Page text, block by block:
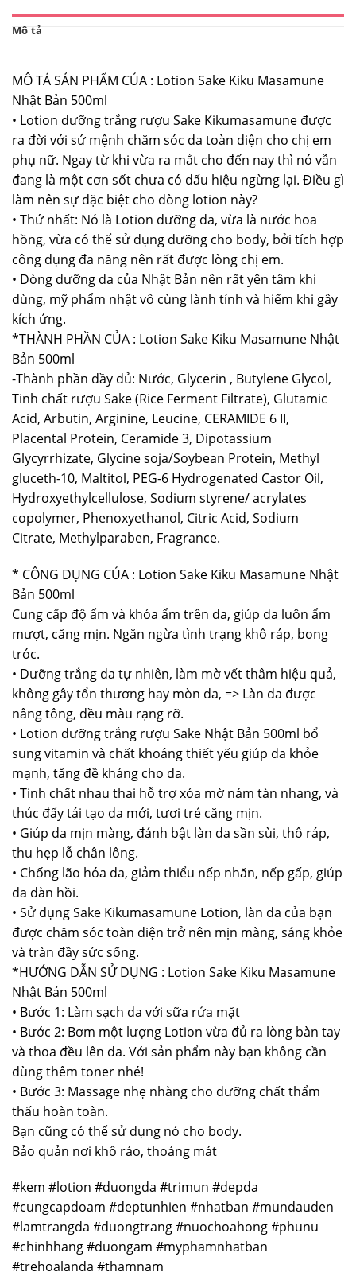
Mô tả
MÔ TẢ SẢN PHẨM CỦA : Lotion Sake Kiku Masamune
Nhật Bản 500ml
• Lotion dưỡng trắng rượu Sake Kikumasamune được
ra đời với sứ mệnh chăm sóc da toàn diện cho chị em
phụ nữ. Ngay từ khi vừa ra mắt cho đến nay thì nó vẫn
đang là một cơn sốt chưa có dấu hiệu ngừng lại. Điều gì
làm nên sự đặc biệt cho dòng lotion này?
• Thứ nhất: Nó là Lotion dưỡng da, vừa là nước hoa
hồng, vừa có thể sử dụng dưỡng cho body, bởi tích hợp
công dụng đa năng nên rất được lòng chị em.
• Dòng dưỡng da của Nhật Bản nên rất yên tâm khi
dùng, mỹ phẩm nhật vô cùng lành tính và hiếm khi gây
kích ứng.
*THÀNH PHẦN CỦA : Lotion Sake Kiku Masamune Nhật
Bản 500ml
-Thành phần đầy đủ: Nước, Glycerin , Butylene Glycol,
Tinh chất rượu Sake (Rice Ferment Filtrate), Glutamic
Acid, Arbutin, Arginine, Leucine, CERAMIDE 6 II,
Placental Protein, Ceramide 3, Dipotassium
Glycyrrhizate, Glycine soja/Soybean Protein, Methyl
gluceth-10, Maltitol, PEG-6 Hydrogenated Castor Oil,
Hydroxyethylcellulose, Sodium styrene/ acrylates
copolymer, Phenoxyethanol, Citric Acid, Sodium
Citrate, Methylparaben, Fragrance.
* CÔNG DỤNG CỦA : Lotion Sake Kiku Masamune Nhật
Bản 500ml
Cung cấp độ ẩm và khóa ẩm trên da, giúp da luôn ẩm
mượt, căng mịn. Ngăn ngừa tình trạng khô ráp, bong
tróc.
• Dưỡng trắng da tự nhiên, làm mờ vết thâm hiệu quả,
không gây tổn thương hay mòn da, => Làn da được
nâng tông, đều màu rạng rỡ.
• Lotion dưỡng trắng rượu Sake Nhật Bản 500ml bổ
sung vitamin và chất khoáng thiết yếu giúp da khỏe
mạnh, tăng đề kháng cho da.
• Tinh chất nhau thai hỗ trợ xóa mờ nám tàn nhang, và
thúc đẩy tái tạo da mới, tươi trẻ căng mịn.
• Giúp da mịn màng, đánh bật làn da sần sùi, thô ráp,
thu hẹp lỗ chân lông.
• Chống lão hóa da, giảm thiểu nếp nhăn, nếp gấp, giúp
da đàn hồi.
• Sử dụng Sake Kikumasamune Lotion, làn da của bạn
được chăm sóc toàn diện trở nên mịn màng, sáng khỏe
và tràn đầy sức sống.
*HƯỚNG DẪN SỬ DỤNG : Lotion Sake Kiku Masamune
Nhật Bản 500ml
• Bước 1: Làm sạch da với sữa rửa mặt
• Bước 2: Bơm một lượng Lotion vừa đủ ra lòng bàn tay
và thoa đều lên da. Với sản phẩm này bạn không cần
dùng thêm toner nhé!
• Bước 3: Massage nhẹ nhàng cho dưỡng chất thẩm
thấu hoàn toàn.
Bạn cũng có thể sử dụng nó cho body.
Bảo quản nơi khô ráo, thoáng mát
#kem #lotion #duongda #trimun #depda
#cungcapdoam #deptunhien #nhatban #mundauden
#lamtrangda #duongtrang #nuochoahong #phunu
#chinhhang #duongam #myphamnhatban
#trehoalanda #thamnam